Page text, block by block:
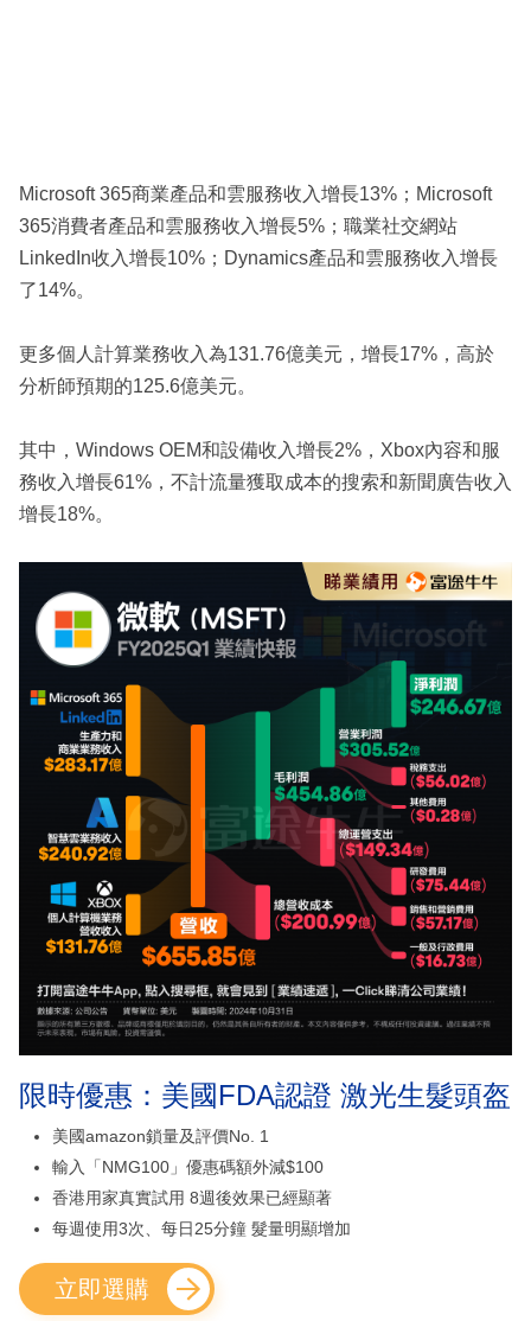
Microsoft 365商業產品和雲服務收入增長13%；Microsoft
365消費者產品和雲服務收入增長5%；職業社交網站
LinkedIn收入增長10%；Dynamics產品和雲服務收入增長
了14%。
更多個人計算業務收入為131.76億美元，增長17%，高於
分析師預期的125.6億美元。
其中，Windows OEM和設備收入增長2%，Xbox內容和服
務收入增長61%，不計流量獲取成本的搜索和新聞廣告收入
增長18%。
限時優惠：美國FDA認證 激光生髮頭盔
美國amazon鎖量及評價No. 1
輸入「NMG100」優惠碼額外減$100
香港用家真實試用 8週後效果已經顯著
每週使用3次、每日25分鐘 髮量明顯增加
立即選購